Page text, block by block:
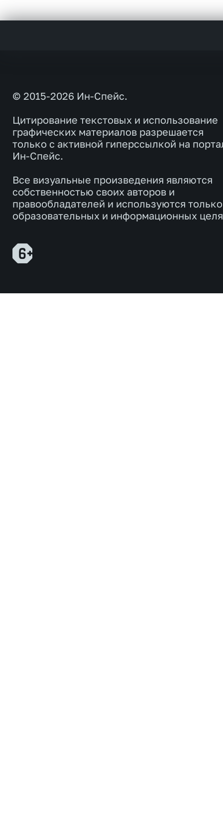
© 2015-2026 Ин-Спейс.
Цитирование текстовых и использование
графических материалов разрешается
только с активной гиперссылкой на
Ин-Спейс.
Все визуальные произведения являются
собственностью своих авторов и
правообладателей и используются
образовательных и информационных